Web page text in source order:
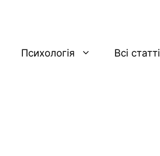
Психологія Всі статті